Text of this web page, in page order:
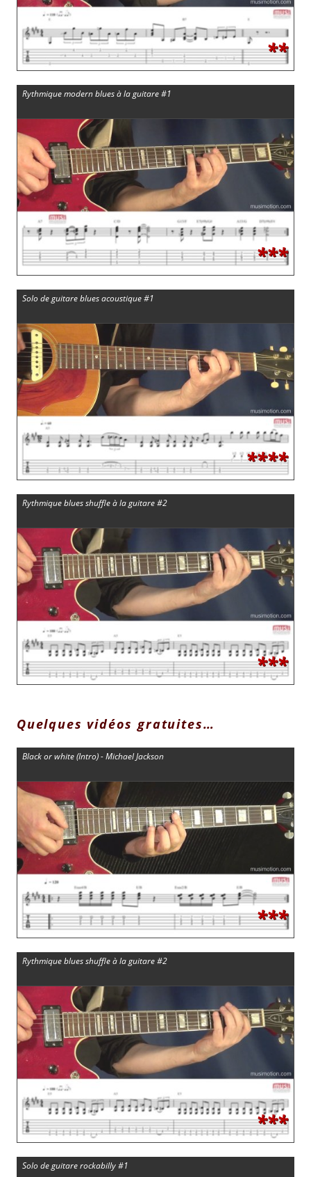
**
Rythmique modern blues à la guitare #1
***
Solo de guitare blues acoustique #1
****
Rythmique blues shuffle à la guitare #2
***
Quelques vidéos gratuites…
Black or white (Intro) - Michael Jackson
***
Rythmique blues shuffle à la guitare #2
***
Solo de guitare rockabilly #1